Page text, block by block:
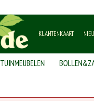
KLANTENKAART
TUINMEUBELEN